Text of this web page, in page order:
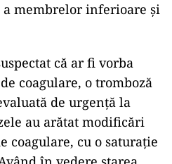
membrelor inferioare şi
că ar fi vorba
coagulare, o tromboză
de urgenţă la
au arătat modificări
coagulare, cu o saturaţie